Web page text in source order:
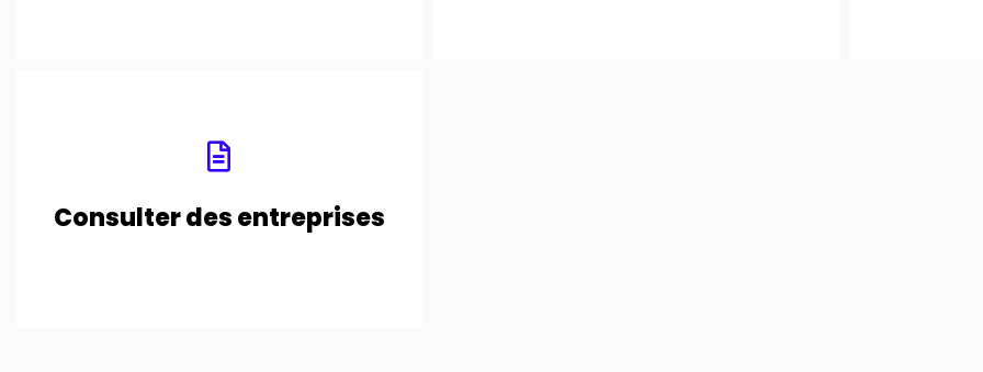
Consulter des entreprises
Consulter des entreprises
ONGLET "ENTREPRISES" - ARCHITECTES